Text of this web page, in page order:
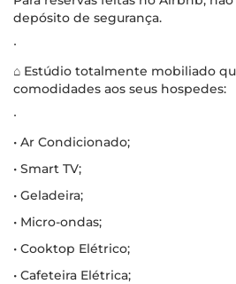
depósito de segurança.
∙
⌂ Estúdio totalmente mobiliado
comodidades aos seus hospedes:
∙
• Ar Condicionado;
• Smart TV;
• Geladeira;
• Micro-ondas;
• Cooktop Elétrico;
• Cafeteira Elétrica;